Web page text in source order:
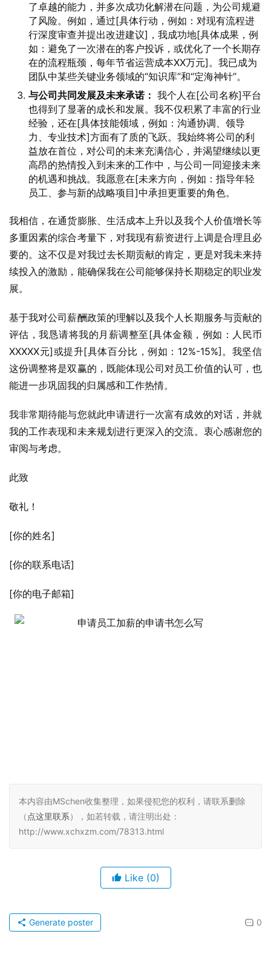
了卓越的能力，并多次成功化解潜在问题，为公司规避
了风险。例如，通过[具体行动，例如：对现有流程进
行深度审查并提出改进建议]，我成功地[具体成果，例
如：避免了一次潜在的客户投诉，或优化了一个长期存
在的流程瓶颈，每年节省运营成本XX万元]。我已成为
团队中某些关键业务领域的“知识库”和“定海神针”。
与公司共同发展及未来承诺： 我个人在[公司名称]平台
也得到了显著的成长和发展。我不仅积累了丰富的行业
经验，还在[具体技能领域，例如：沟通协调、领导
力、专业技术]方面有了质的飞跃。我始终将公司的利
益放在首位，对公司的未来充满信心，并渴望继续以更
高昂的热情投入到未来的工作中，与公司一同迎接未来
的机遇和挑战。我愿意在[未来方向，例如：指导年轻
员工、参与新的战略项目]中承担更重要的角色。
我相信，在通货膨胀、生活成本上升以及我个人价值增长等
多重因素的综合考量下，对我现有薪资进行上调是合理且必
要的。这不仅是对我过去长期贡献的肯定，更是对我未来持
续投入的激励，能确保我在公司能够保持长期稳定的职业发
展。
基于我对公司薪酬政策的理解以及我个人长期服务与贡献的
评估，我恳请将我的月薪调整至[具体金额，例如：人民币
XXXXX元]或提升[具体百分比，例如：12%-15%]。我坚信
这份调整将是双赢的，既能体现公司对员工价值的认可，也
能进一步巩固我的归属感和工作热情。
我非常期待能与您就此申请进行一次富有成效的对话，并就
我的工作表现和未来规划进行更深入的交流。衷心感谢您的
审阅与考虑。
此致
敬礼！
[你的姓名]
[你的联系电话]
[你的电子邮箱]
本内容由MSchen收集整理，如果侵犯您的权利，请联系删除
（ 点这里联系），如若转载，请注明出处：
http://www.xchxzm.com/78313.html
Like (0)
0
Generate poster